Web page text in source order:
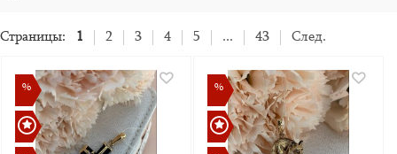
Страницы: 1 2 3 4 5 ... 43 След.
%
% %
%